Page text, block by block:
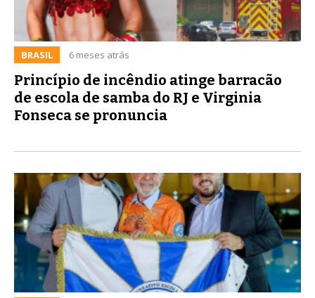
BRASIL 6 meses atrás
Princípio de incêndio atinge barracão
de escola de samba do RJ e Virginia
Fonseca se pronuncia